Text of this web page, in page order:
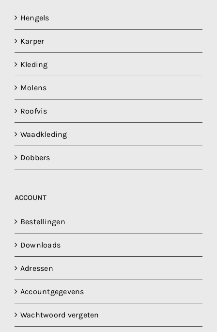
Hengels
Karper
Kleding
Molens
Roofvis
Waadkleding
Dobbers
ACCOUNT
Bestellingen
Downloads
Adressen
Accountgegevens
Wachtwoord vergeten